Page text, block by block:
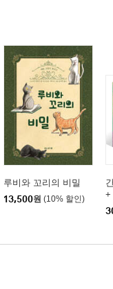
루비와 꼬리의 비밀
13,500원 (10% 할인)
+